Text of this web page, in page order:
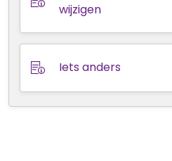
wijzigen
Iets anders